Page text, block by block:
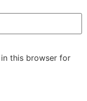
this browser for